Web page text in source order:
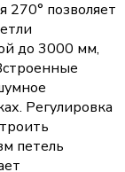
270° позволяет
до 3000 мм,
Регулировка
петель